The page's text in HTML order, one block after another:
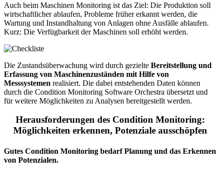
Auch beim Maschinen Monitoring ist das Ziel: Die Produktion soll
wirtschaftlicher ablaufen, Probleme früher erkannt werden, die
Wartung und Instandhaltung von Anlagen ohne Ausfälle ablaufen.
Kurz: Die Verfügbarkeit der Maschinen soll erhöht werden.
Die Zustandsüberwachung wird durch gezielte Bereitstellung und
Erfassung von Maschinenzuständen mit Hilfe von
Messsystemen realisiert. Die dabei entstehenden Daten können
durch die Condition Monitoring Software Orchestra übersetzt und
für weitere Möglichkeiten zu Analysen bereitgestellt werden.
Herausforderungen des Condition Monitoring:
Möglichkeiten erkennen, Potenziale ausschöpfen
Gutes Condition Monitoring bedarf Planung und das Erkennen
von Potenzialen.